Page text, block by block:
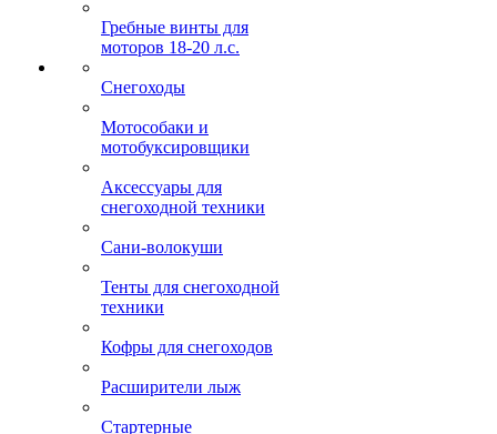
Гребные винты для
моторов 18-20 л.с.
Снегоходы
Мотособаки и
мотобуксировщики
Аксессуары для
снегоходной техники
Сани-волокуши
Тенты для снегоходной
техники
Кофры для снегоходов
Расширители лыж
Стартерные